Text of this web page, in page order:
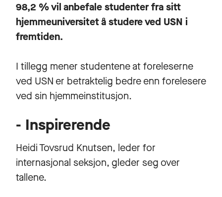
98,2 % vil anbefale studenter fra sitt
hjemmeuniversitet å studere ved USN i
fremtiden.
I tillegg mener studentene at foreleserne
ved USN er betraktelig bedre enn forelesere
ved sin hjemmeinstitusjon.
- Inspirerende
Heidi Tovsrud Knutsen, leder for
internasjonal seksjon, gleder seg over
tallene.